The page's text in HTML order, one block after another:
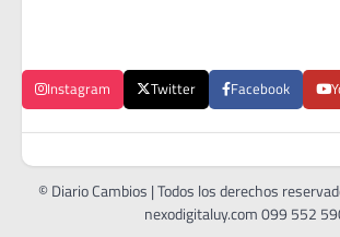
Instagram Twitter Facebook